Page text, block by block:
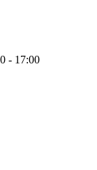
- 17:00